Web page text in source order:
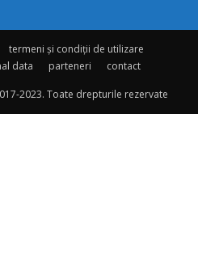
termeni și condiții de utilizare
data
parteneri contact
2023. Toate drepturile rezervate